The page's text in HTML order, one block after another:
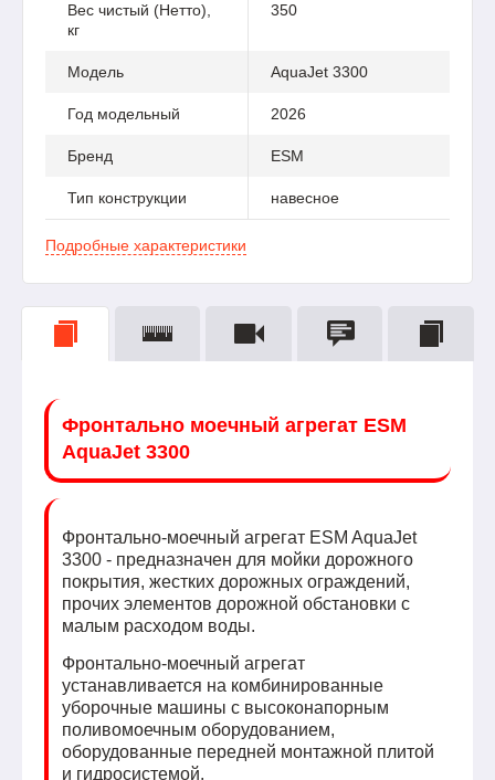
Вес чистый (Нетто),
кг
350
Модель AquaJet 3300
Год модельный 2026
Бренд ESM
Тип конструкции навесное
Подробные характеристики
Фронтально моечный агрегат ESM
AquaJet 3300
Фронтально-моечный агрегат ESM AquaJet
3300 - предназначен для мойки дорожного
покрытия, жестких дорожных ограждений,
прочих элементов дорожной обстановки с
малым расходом воды.
Фронтально-моечный агрегат
устанавливается на комбинированные
уборочные машины с высоконапорным
поливомоечным оборудованием,
оборудованные передней монтажной плитой
и гидросистемой.